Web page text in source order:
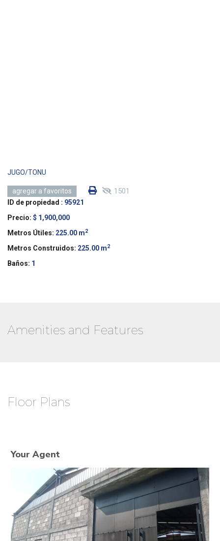
JUGO/TONU
agregar a favoritos 1501
ID de propiedad : 95921
Precio: $ 1,900,000
Metros Útiles: 225.00 m2
Metros Construidos: 225.00 m2
Baños: 1
Amenities and Features
Floor Plans
Your Agent